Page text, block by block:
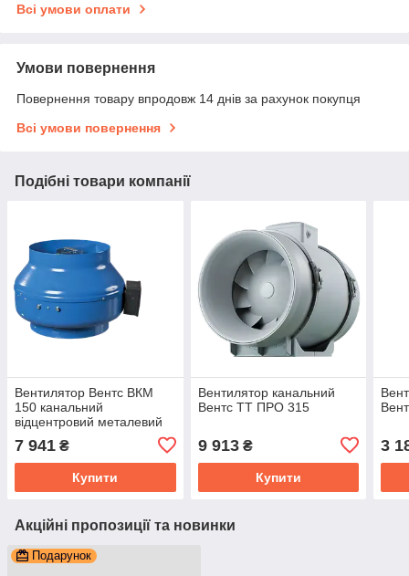
Всі умови оплати
Умови повернення
Повернення товару впродовж 14 днів за рахунок покупця
Всі умови повернення
Подібні товари компанії
Вентилятор Вентс ВКМ
150 канальний
відцентровий металевий
7 941 ₴
Купити
Вентилятор канальний
Вентс ТТ ПРО 315
9 913₴
Купити
3
Акційні пропозиції та новинки
Подарунок